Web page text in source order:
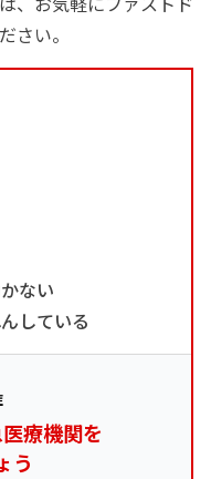
さい。
ない
している
療機関を
う